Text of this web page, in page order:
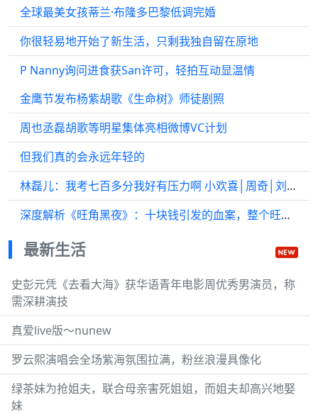
全球最美女孩蒂兰·布隆多巴黎低调完婚
你很轻易地开始了新生活，只剩我独自留在原地
P Nanny询问进食获San许可，轻拍互动显温情
金鹰节发布杨紫胡歌《生命树》师徒剧照
周也丞磊胡歌等明星集体亮相微博VC计划
但我们真的会永远年轻的
林磊儿：我考七百多分我好有压力啊 小欢喜│周奇│刘家祎
深度解析《旺角黑夜》：十块钱引发的血案，整个旺角都被拖下水！
最新生活
史彭元凭《去看大海》获华语青年电影周优秀男演员，称
需深耕演技
真爱live版～nunew
罗云熙演唱会全场紫海氛围拉满，粉丝浪漫具像化
绿茶妹为抢姐夫，联合母亲害死姐姐，而姐夫却高兴地娶
妹